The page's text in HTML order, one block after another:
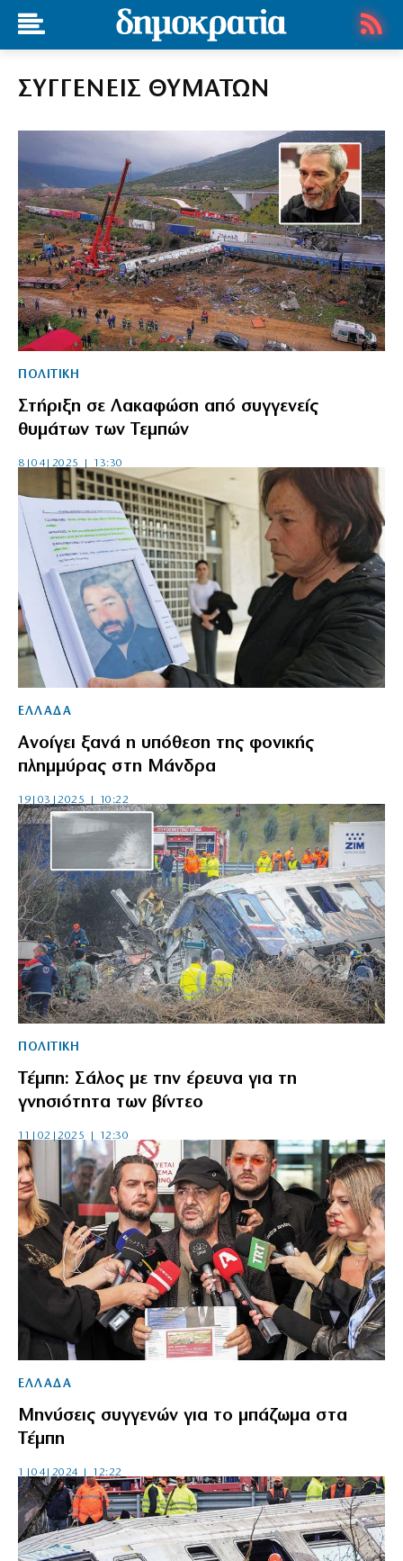
ΣΥΓΓΕΝΕΙΣ ΘΥΜΑΤΩΝ
ΠΟΛΙΤΙΚΗ
Στήριξη σε Λακαφώση από συγγενείς
θυμάτων των Τεμπών
8|04|2025 | 13:30
ΕΛΛΑΔΑ
Ανοίγει ξανά η υπόθεση της φονικής
πλημμύρας στη Μάνδρα
19|03|2025 | 10:22
ΠΟΛΙΤΙΚΗ
Τέμπη: Σάλος με την έρευνα για τη
γνησιότητα των βίντεο
11|02|2025 | 12:30
ΕΛΛΑΔΑ
Μηνύσεις συγγενών για το μπάζωμα στα
Τέμπη
1|04|2024 | 12:22